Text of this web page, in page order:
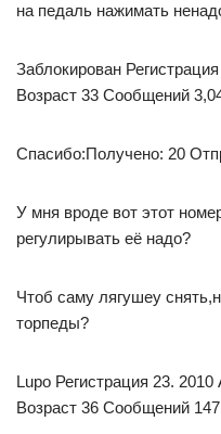
на педаль нажимать
Заблокирован
Возраст 33 Сообщений
Спасибо:Получено: 20
У мня вроде вот этот
регулирывать её надо?
Чтоб саму лягушеу
торпеды?
Lupo Регистрация 23.
Возраст 36 Сообщений 147